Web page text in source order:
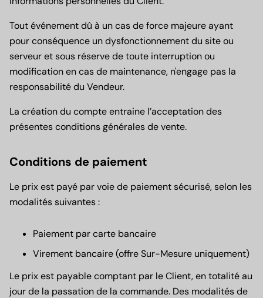
Tout événement dû à un cas de force majeure ayant
pour conséquence un dysfonctionnement du site ou
serveur et sous réserve de toute interruption ou
modification en cas de maintenance, n'engage pas la
responsabilité du Vendeur.
La création du compte entraine l’acceptation des
présentes conditions générales de vente.
Conditions de paiement
Le prix est payé par voie de paiement sécurisé, selon les
modalités suivantes :
Paiement par carte bancaire
Virement bancaire (offre Sur-Mesure uniquement)
Le prix est payable comptant par le Client, en totalité au
jour de la passation de la commande. Des modalités de